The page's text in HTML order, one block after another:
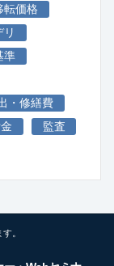
転価格
リ
準
・修繕費
監査
。